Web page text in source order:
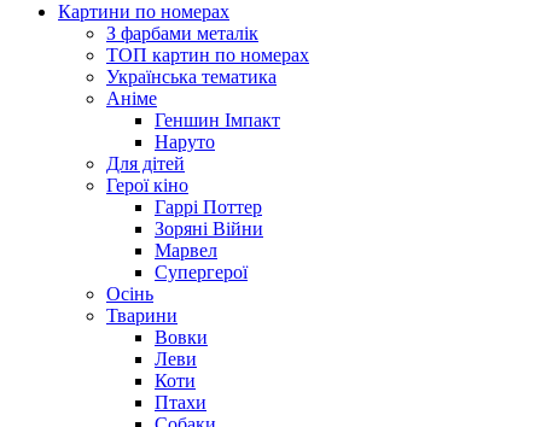
Картини по номерах
З фарбами металік
ТОП картин по номерах
Українська тематика
Аніме
Геншин Імпакт
Наруто
Для дітей
Герої кіно
Гаррі Поттер
Зоряні Війни
Марвел
Супергерої
Осінь
Тварини
Вовки
Леви
Коти
Птахи